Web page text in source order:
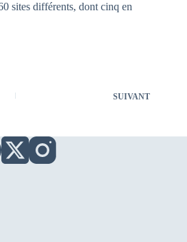
sites différents, dont cinq en
SUIVANT